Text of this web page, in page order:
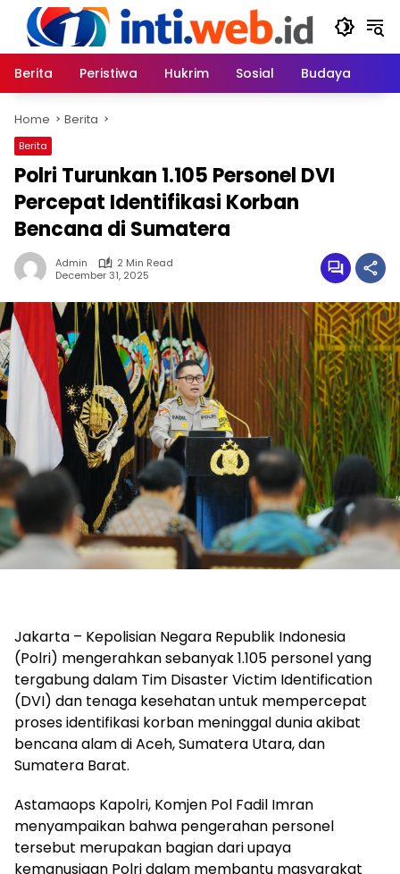
content
Berita
Peristiwa Hukrim Sosial Budaya
Home Berita
Berita
Polri Turunkan 1.105 Personel DVI
Percepat Identifikasi Korban
Bencana di Sumatera
Admin
2 Min Read
December 31, 2025
Jakarta – Kepolisian Negara Republik Indonesia
(Polri) mengerahkan sebanyak 1.105 personel yang
tergabung dalam Tim Disaster Victim Identification
(DVI) dan tenaga kesehatan untuk mempercepat
proses identifikasi korban meninggal dunia akibat
bencana alam di Aceh, Sumatera Utara, dan
Sumatera Barat.
Astamaops Kapolri, Komjen Pol Fadil Imran
menyampaikan bahwa pengerahan personel
tersebut merupakan bagian dari upaya
kemanusiaan Polri dalam membantu masyarakat